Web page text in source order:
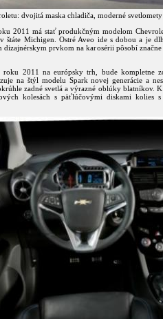
dvojitá maska chladiča, moderné
2011 má stať produkčným modelom
štáte Michigen. Ostré Aveo ide s dobou a je
dizajnérskym prvkom na karosérii pôsobí
2011 na európsky trh, bude kompletne
na štýl modelu Spark novej generácie a
zadné svetlá a výrazné oblúky blatníkov.
kolesách s päťlúčovými diskami kolies